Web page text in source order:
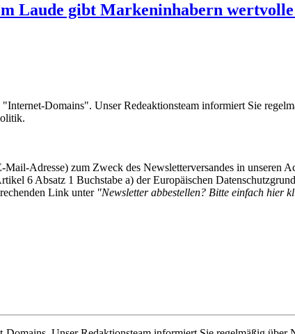
Laude gibt Markeninhabern
Domains". Unser Redeaktionsteam informiert Sie
Adresse) zum Zweck des Newsletterversandes in unseren
6 Absatz 1 Buchstabe a) der Europäischen
Link unter "Newsletter abbestellen? Bitte einfach hier